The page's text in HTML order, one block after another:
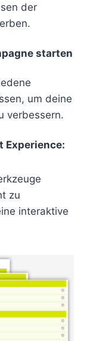
der
starten
um deine
verbessern.
Experience:
zu
interaktive